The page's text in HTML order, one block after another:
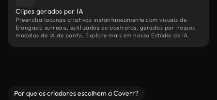
Clipes gerados por IA
Preencha lacunas criativas instantaneamente com visuais de
Elongado surreais, estilizados ou abstratos, gerados por nossos
modelos de IA de ponta. Explore mais em nosso Estúdio de IA.
Por que os criadores escolhem a Coverr?